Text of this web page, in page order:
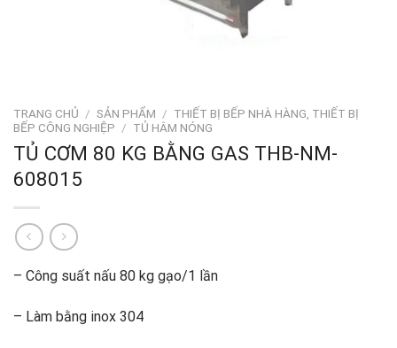
TRANG CHỦ / SẢN PHẨM / THIẾT BỊ BẾP NHÀ HÀNG, THIẾT BỊ
BẾP CÔNG NGHIỆP / TỦ HÂM NÓNG
TỦ CƠM 80 KG BẰNG GAS THB-NM-
608015
– Công suất nấu 80 kg gạo/1 lần
– Làm bằng inox 304